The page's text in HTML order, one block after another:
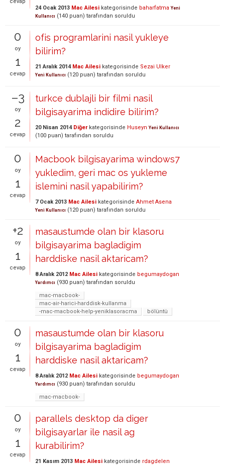
24 Ocak 2013 Mac Ailesi kategorisinde baharfatma Yeni
Kullanıcı (140 puan) tarafından soruldu
0
oy
1
cevap
ofis programlarini nasil yukleye
bilirim?
21 Aralık 2014 Mac Ailesi kategorisinde Sezai Ulker
Yeni Kullanıcı (120 puan) tarafından soruldu
–3
oy
2
cevap
turkce dublajli bir filmi nasil
bilgisayarima indidire bilirim?
20 Nisan 2014 Diğerkategorisinde Huseyn Yeni Kullanıcı
(100 puan) tarafından soruldu
0
oy
1
cevap
Macbook bilgisayarima windows7
yukledim, geri mac os yukleme
islemini nasil yapabilirim?
7 Ocak 2013 Mac Ailesi kategorisinde Ahmet Asena
Yeni Kullanıcı (120 puan) tarafından soruldu
+2
oy
1
cevap
masaustumde olan bir klasoru
bilgisayarima bagladigim
harddiske nasil aktaricam?
8 Aralık 2012 Mac Ailesi kategorisinde begumaydogan
Yardımcı (930 puan) tarafından soruldu
mac-macbook-
mac-air-harici-harddisk-kullanma
-mac-macbook-help-yeniklasoracma
bölüntü
0
oy
1
cevap
masaustumde olan bir klasoru
bilgisayarima bagladigim
harddiske nasil aktaricam?
8 Aralık 2012 Mac Ailesi kategorisinde begumaydogan
Yardımcı (930 puan) tarafından soruldu
mac-macbook-
0
oy
1
cevap
parallels desktop da diger
bilgisayarlar ile nasil ag
kurabilirim?
21 Kasım 2013 Mac Ailesi kategorisinde rdagdelen